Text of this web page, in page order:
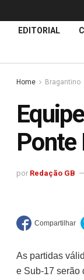
EDITORIAL
Home Bragantino
Ponte
por Redação GB
As partidas
e Sub-17 serão